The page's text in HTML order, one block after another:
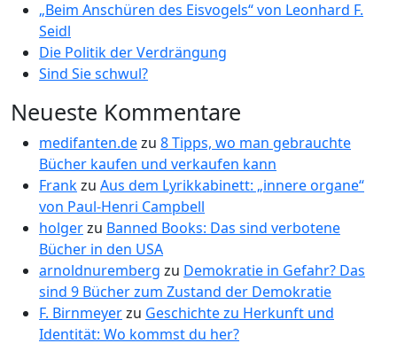
„Beim Anschüren des Eisvogels“ von Leonhard F.
Seidl
Die Politik der Verdrängung
Sind Sie schwul?
Neueste Kommentare
medifanten.dezu 8 Tipps, wo man gebrauchte
Bücher kaufen und verkaufen kann
Frankzu Aus dem Lyrikkabinett: „innere organe“
von Paul-Henri Campbell
holgerzu Banned Books: Das sind verbotene
Bücher in den USA
arnoldnuremberg zu Demokratie in Gefahr? Das
sind 9 Bücher zum Zustand der Demokratie
F. Birnmeyerzu Geschichte zu Herkunft und
Identität: Wo kommst du her?